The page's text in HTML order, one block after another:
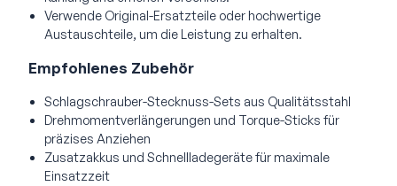
Verwende Original-Ersatzteile oder hochwertige
Austauschteile, um die Leistung zu erhalten.
Empfohlenes Zubehör
Schlagschrauber-Stecknuss-Sets aus Qualitätsstahl
Drehmomentverlängerungen und Torque-Sticks für
präzises Anziehen
Zusatzakkus und Schnellladegeräte für maximale
Einsatzzeit